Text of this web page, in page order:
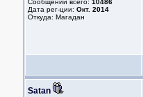
Сообщений всего: 10486
Дата рег-ции: Окт. 2014
Откуда: Магадан
Satan